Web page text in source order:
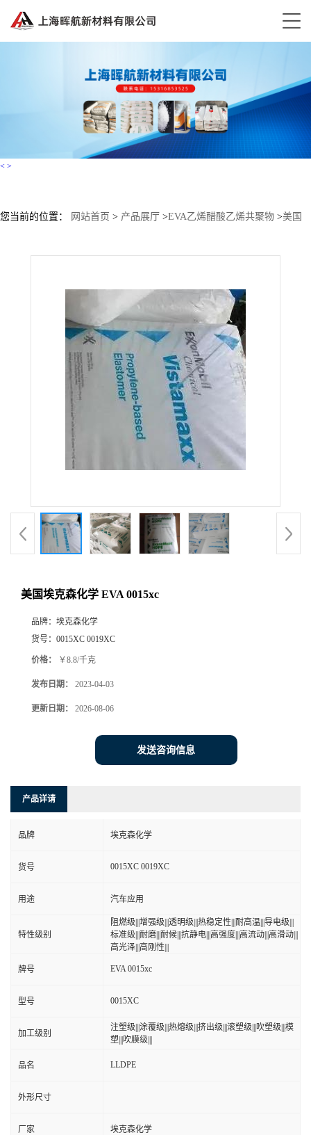
< >
您当前的位置： 网站首页 > 产品展厅 >EVA乙烯醋酸乙烯共聚物 >美国
美国埃克森化学 EVA 0015xc
品牌： 埃克森化学
货号： 0015XC 0019XC
价格： ￥8.8/千克
发布日期： 2023-04-03
更新日期： 2026-08-06
发送咨询信息
产品详请
品牌 埃克森化学
货号 0015XC 0019XC
用途 汽车应用
特性级别
阻燃级|||增强级|||透明级|||热稳定性|||耐高温|||导电级|||
标准级|||耐磨|||耐候|||抗静电|||高强度|||高流动|||高滑动|||
高光泽|||高刚性|||
牌号 EVA 0015xc
型号 0015XC
加工级别
注塑级|||涂覆级|||热熔级|||挤出级|||滚塑级|||吹塑级|||模
塑|||吹膜级|||
品名 LLDPE
外形尺寸
厂家 埃克森化学